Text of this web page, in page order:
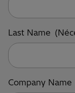
Last Name
Company Name